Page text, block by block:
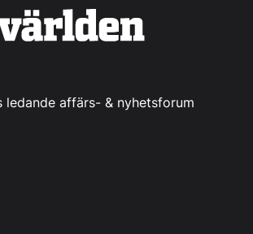
ledande affärs- & nyhetsforum